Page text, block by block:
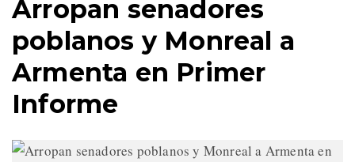
Arropan senadores
poblanos y Monreal a
Armenta en Primer
Informe